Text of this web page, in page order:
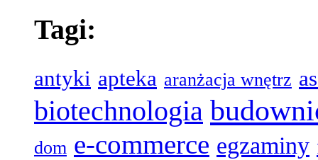
Tagi:
antyki apteka aranżacja wnętrz
biotechnologia
dom e-commerce egzaminy